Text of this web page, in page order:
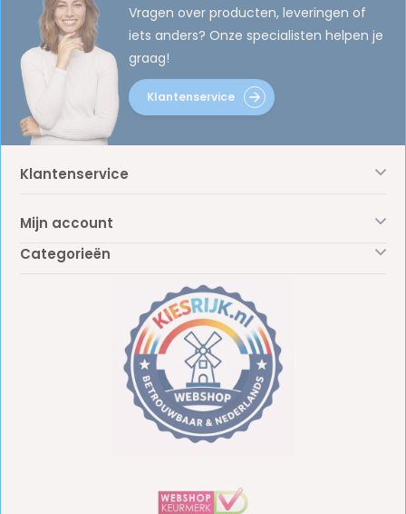
Vragen over producten, leveringen of
iets anders? Onze specialisten helpen je
graag!
Klantenservice
Klantenservice
Mijn account
Categorieën